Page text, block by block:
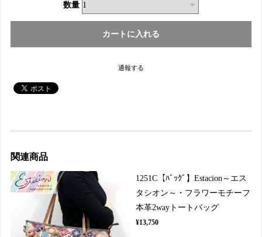
数量
通報する
関連商品
1251C【ﾊﾞｯｸﾞ】Estacion～エス
タシオン～・フラワーモチーフ
本革2wayトートバッグ
¥13,750